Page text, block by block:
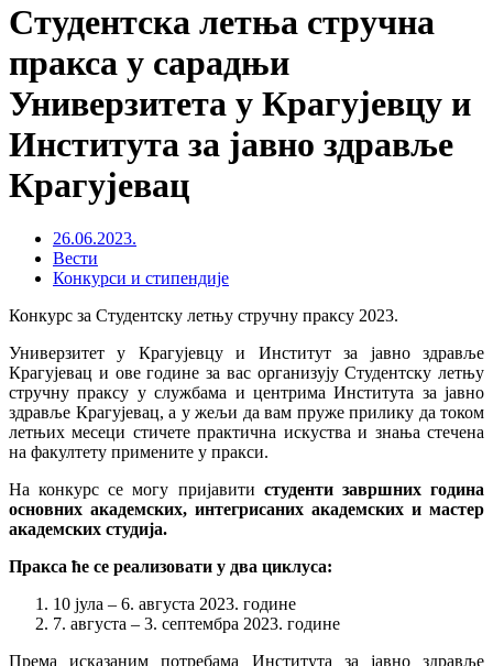
Студентска летња стручна
пракса у сарадњи
Универзитета у Крагујевцу и
Института за јавно здравље
Крагујевац
26.06.2023.
Вести
Конкурси и стипендије
Конкурс за Студентску летњу стручну праксу 2023.
Универзитет у Крагујевцу и Институт за јавно здравље
Крагујевац и ове године за вас организују Студентску летњу
стручну праксу у службама и центрима Института за јавно
здравље Крагујевац, а у жељи да вам пруже прилику да током
летњих месеци стичете практична искуства и знања стечена
на факултету примените у пракси.
На конкурс се могу пријавити студенти завршних година
основних академских, интегрисаних академских и мастер
академских студија.
Пракса ће се реализовати у два циклуса:
10 јула – 6. августа 2023. године
7. августа – 3. септембра 2023. године
Према исказаним потребама Института за јавно здравље